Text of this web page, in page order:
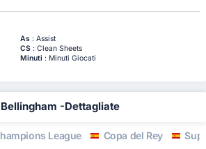
As: Assist
CS: Clean Sheets
Minuti : Minuti Giocati
-Dettagliate
League Copa del Rey